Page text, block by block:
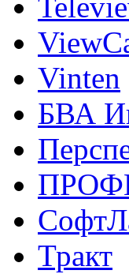
Vinten
БВА
Тракт